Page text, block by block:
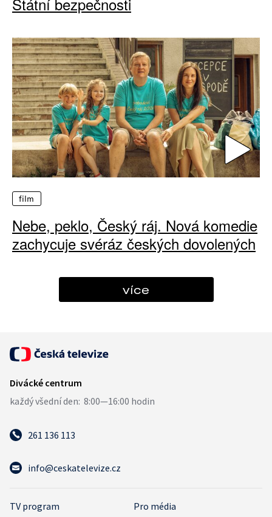
film
Nebe, peklo, Český ráj. Nová komedie
zachycuje svéráz českých dovolených
více
261 136 113
info@ceskatelevize.cz
TV program Pro média